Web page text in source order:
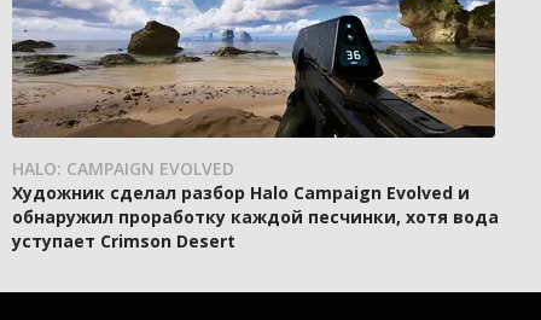
HALO: CAMPAIGN EVOLVED
Художник сделал разбор Halo Campaign Evolved и
обнаружил проработку каждой песчинки, хотя вода
уступает Crimson Desert